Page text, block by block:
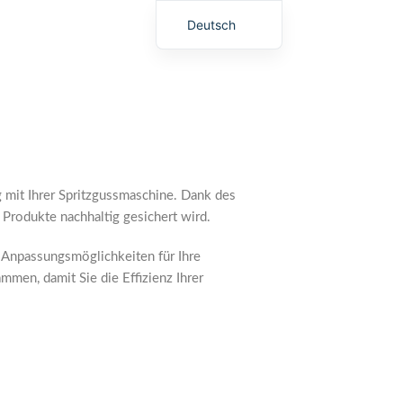
Ihrer Spritzgussmaschine. Dank des
nachhaltig gesichert wird.
für Ihre
damit Sie die Effizienz Ihrer
Deutsch